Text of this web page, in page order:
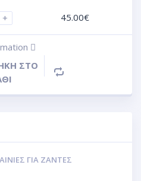
+
45.00€
ΣΤΟ
ΓΙΑ ΖΆΝΤΕΣ